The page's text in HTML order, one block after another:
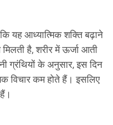
यह आध्यात्मिक शक्ति बढ़ाने
है, शरीर में ऊर्जा आती
ग्रंथियों के अनुसार, इस दिन
विचार कम होते हैं। इसलिए